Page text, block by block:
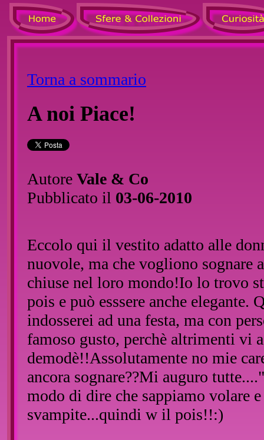
Torna a sommario
A noi Piace!
Autore Vale & Co
Pubblicato il 03-06-2010
Eccolo qui il vestito adatto alle
nuovole, ma che vogliono sognare
chiuse nel loro mondo!Io lo trovo
pois e può esssere anche elegante.
indosserei ad una festa, ma con
famoso gusto, perchè altrimenti vi
demodè!!Assolutamente no mie
ancora sognare??Mi auguro
modo di dire che sappiamo volare
svampite...quindi w il pois!!:)